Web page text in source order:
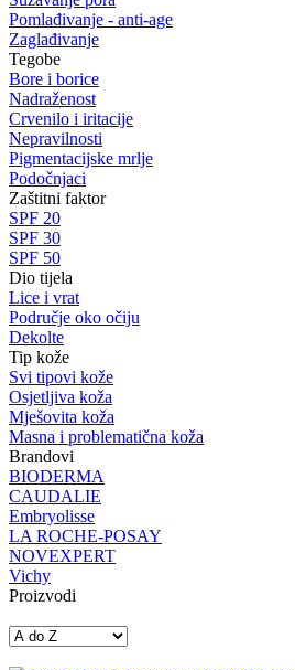
Pomlađivanje - anti-age
Zaglađivanje
Tegobe
Bore i borice
Nadraženost
Crvenilo i iritacije
Nepravilnosti
Pigmentacijske mrlje
Podočnjaci
Zaštitni faktor
SPF 20
SPF 30
SPF 50
Dio tijela
Lice i vrat
Područje oko očiju
Dekolte
Tip kože
Svi tipovi kože
Osjetljiva koža
Mješovita koža
Masna i problematična koža
Brandovi
BIODERMA
CAUDALIE
Embryolisse
LA ROCHE-POSAY
NOVEXPERT
Vichy
Proizvodi